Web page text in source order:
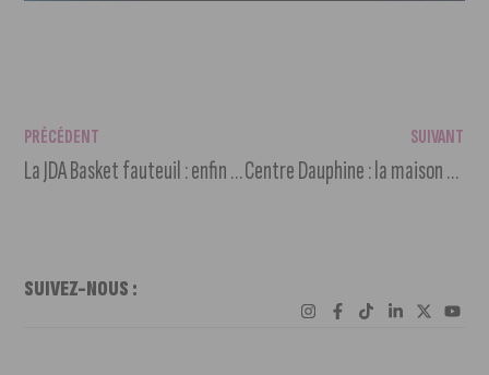
PRÉCÉDENT
La JDA Basket fauteuil : enfin la reprise !
SUIVANT
Centre Dauphine : la maison du projet ouvre au public ce samedi
SUIVEZ-NOUS :